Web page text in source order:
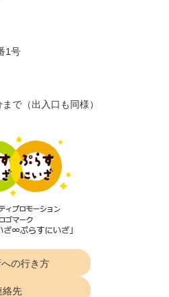
1号
で（出入口も同様）
の行き方
絡先